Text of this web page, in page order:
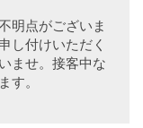
明点がございま
し付けいただく
ませ。接客中な
す。